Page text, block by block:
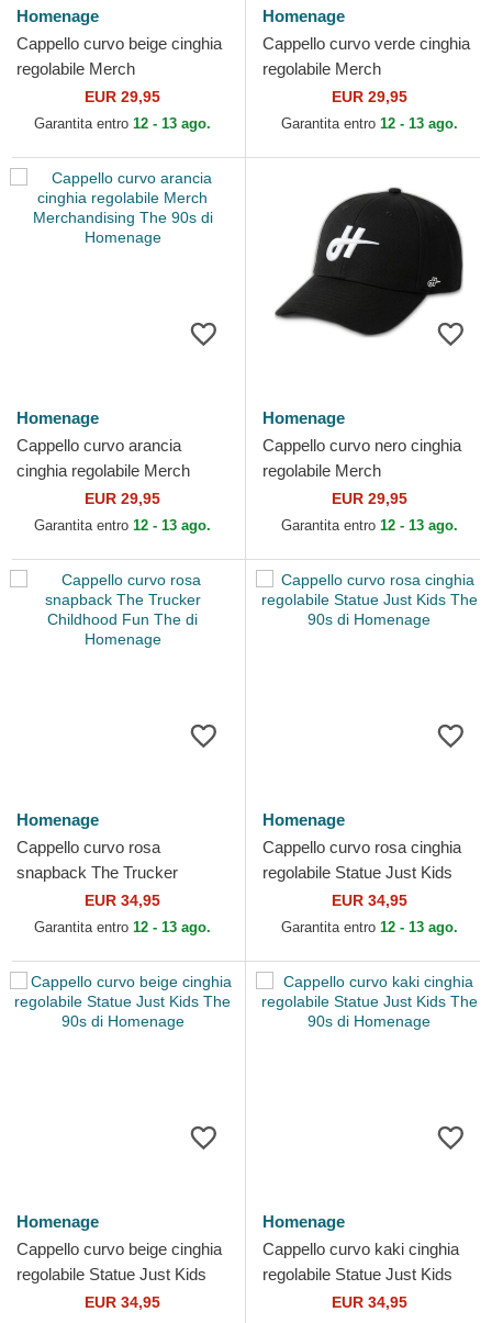
Homenage
Cappello curvo beige cinghia
regolabile Merch
Merchandising The 90s di
Homenage
EUR 29,95
Garantita entro 12 - 13 ago.
Homenage
Cappello curvo verde cinghia
regolabile Merch
Merchandising The 90s di
Homenage
EUR 29,95
Garantita entro 12 - 13 ago.
Homenage
Cappello curvo arancia
cinghia regolabile Merch
Merchandising The 90s di
Homenage
EUR 29,95
Garantita entro 12 - 13 ago.
Homenage
Cappello curvo nero cinghia
regolabile Merch
Merchandising The 90s di
Homenage
EUR 29,95
Garantita entro 12 - 13 ago.
Homenage
Cappello curvo rosa
snapback The Trucker
Childhood Fun The di
Homenage
EUR 34,95
Garantita entro 12 - 13 ago.
Homenage
Cappello curvo rosa cinghia
regolabile Statue Just Kids
The 90s di Homenage
EUR 34,95
Garantita entro 12 - 13 ago.
Homenage
Cappello curvo beige cinghia
regolabile Statue Just Kids
The 90s di Homenage
EUR 34,95
Homenage
Cappello curvo kaki cinghia
regolabile Statue Just Kids
The 90s di Homenage
EUR 34,95